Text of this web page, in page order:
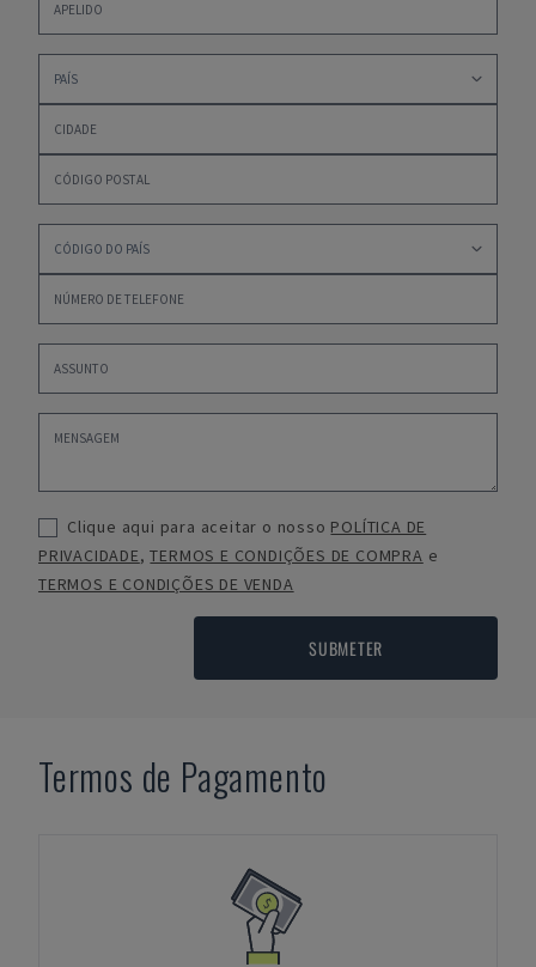
Clique aqui para aceitar o nosso POLÍTICA DE
PRIVACIDADE,TERMOS E CONDIÇÕES DE COMPRA e
TERMOS E CONDIÇÕES DE VENDA
SUBMETER
Termos de Pagamento